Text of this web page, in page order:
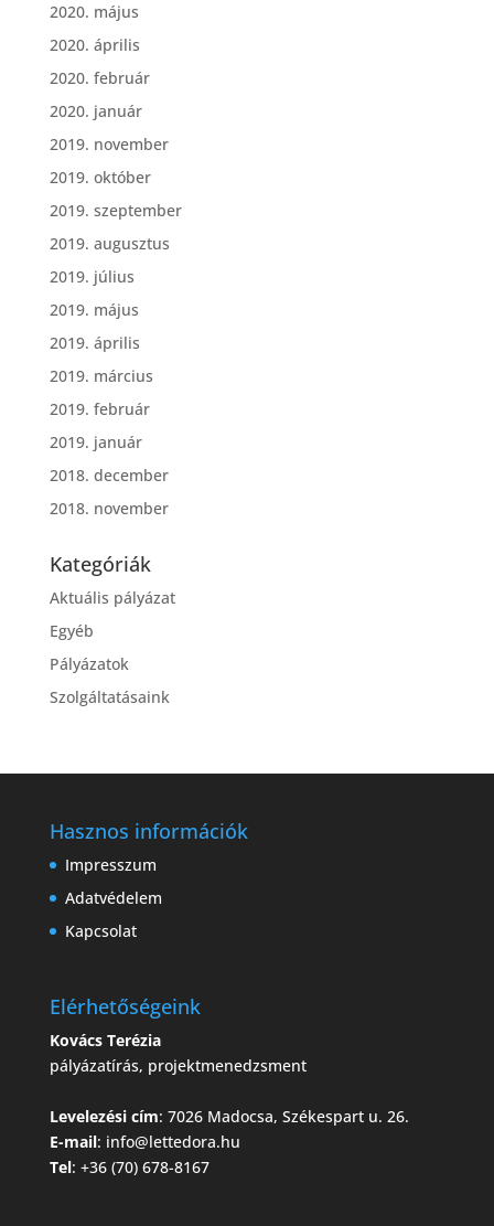
2020. május
2020. április
2020. február
2020. január
2019. november
2019. október
2019. szeptember
2019. augusztus
2019. július
2019. május
2019. április
2019. március
2019. február
2019. január
2018. december
2018. november
Kategóriák
Aktuális pályázat
Egyéb
Pályázatok
Szolgáltatásaink
Hasznos információk
Impresszum
Adatvédelem
Kapcsolat
Elérhetőségeink
Kovács Terézia
pályázatírás, projektmenedzsment
Levelezési cím: 7026 Madocsa, Székespart u. 26.
E-mail: info@lettedora.hu
Tel: +36 (70) 678-8167